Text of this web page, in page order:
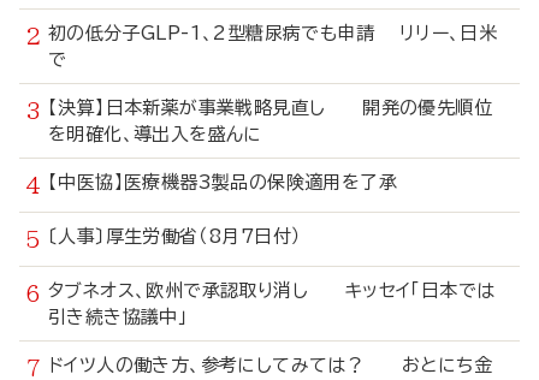
初の低分子GLP-1、2型糖尿病でも申請 リリー、日米
で
【決算】日本新薬が事業戦略見直し 開発の優先順位
を明確化、導出入を盛んに
【中医協】医療機器3製品の保険適用を了承
〔人事〕厚生労働省（8月7日付）
タブネオス、欧州で承認取り消し キッセイ「日本では
引き続き協議中」
ドイツ人の働き方、参考にしてみては？ おとにち金